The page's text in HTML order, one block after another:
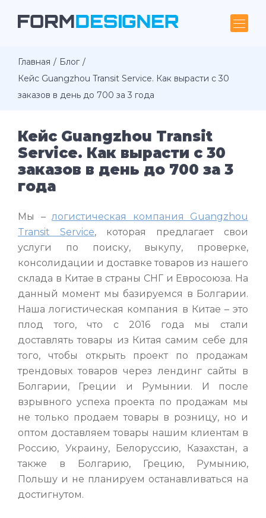
Главная
Блог
Кейс Guangzhou Transit Service. Как вырасти с 30
заказов в день до 700 за 3 года
Кейс Guangzhou Transit
Service. Как вырасти с 30
заказов в день до 700 за 3
года
Мы –логистическая компания Guangzhou
Transit Service, которая предлагает свои
услуги по поиску, выкупу, проверке,
консолидации и доставке товаров из нашего
склада в Китае в страны СНГ и Евросоюза. На
данный момент мы базируемся в Болгарии.
Наша логистическая компания в Китае – это
плод того, что с 2016 года мы стали
доставлять товары из Китая самим себе для
того, чтобы открыть проект по продажам
трендовых товаров через лендинг сайты в
Болгарии, Греции и Румынии. И после
взрывного успеха проекта по продажам мы
не только продаем товары в розницу, но и
оптом доставляем товары нашим клиентам в
Россию, Украину, Белоруссию, Казахстан, а
также в Болгарию, Грецию, Румынию,
Польшу и не планируем останавливаться на
достигнутом.